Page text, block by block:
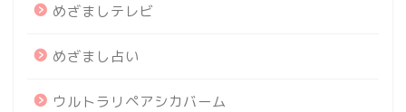
めざましテレビ
めざまし占い
ウルトラリペアシカバーム